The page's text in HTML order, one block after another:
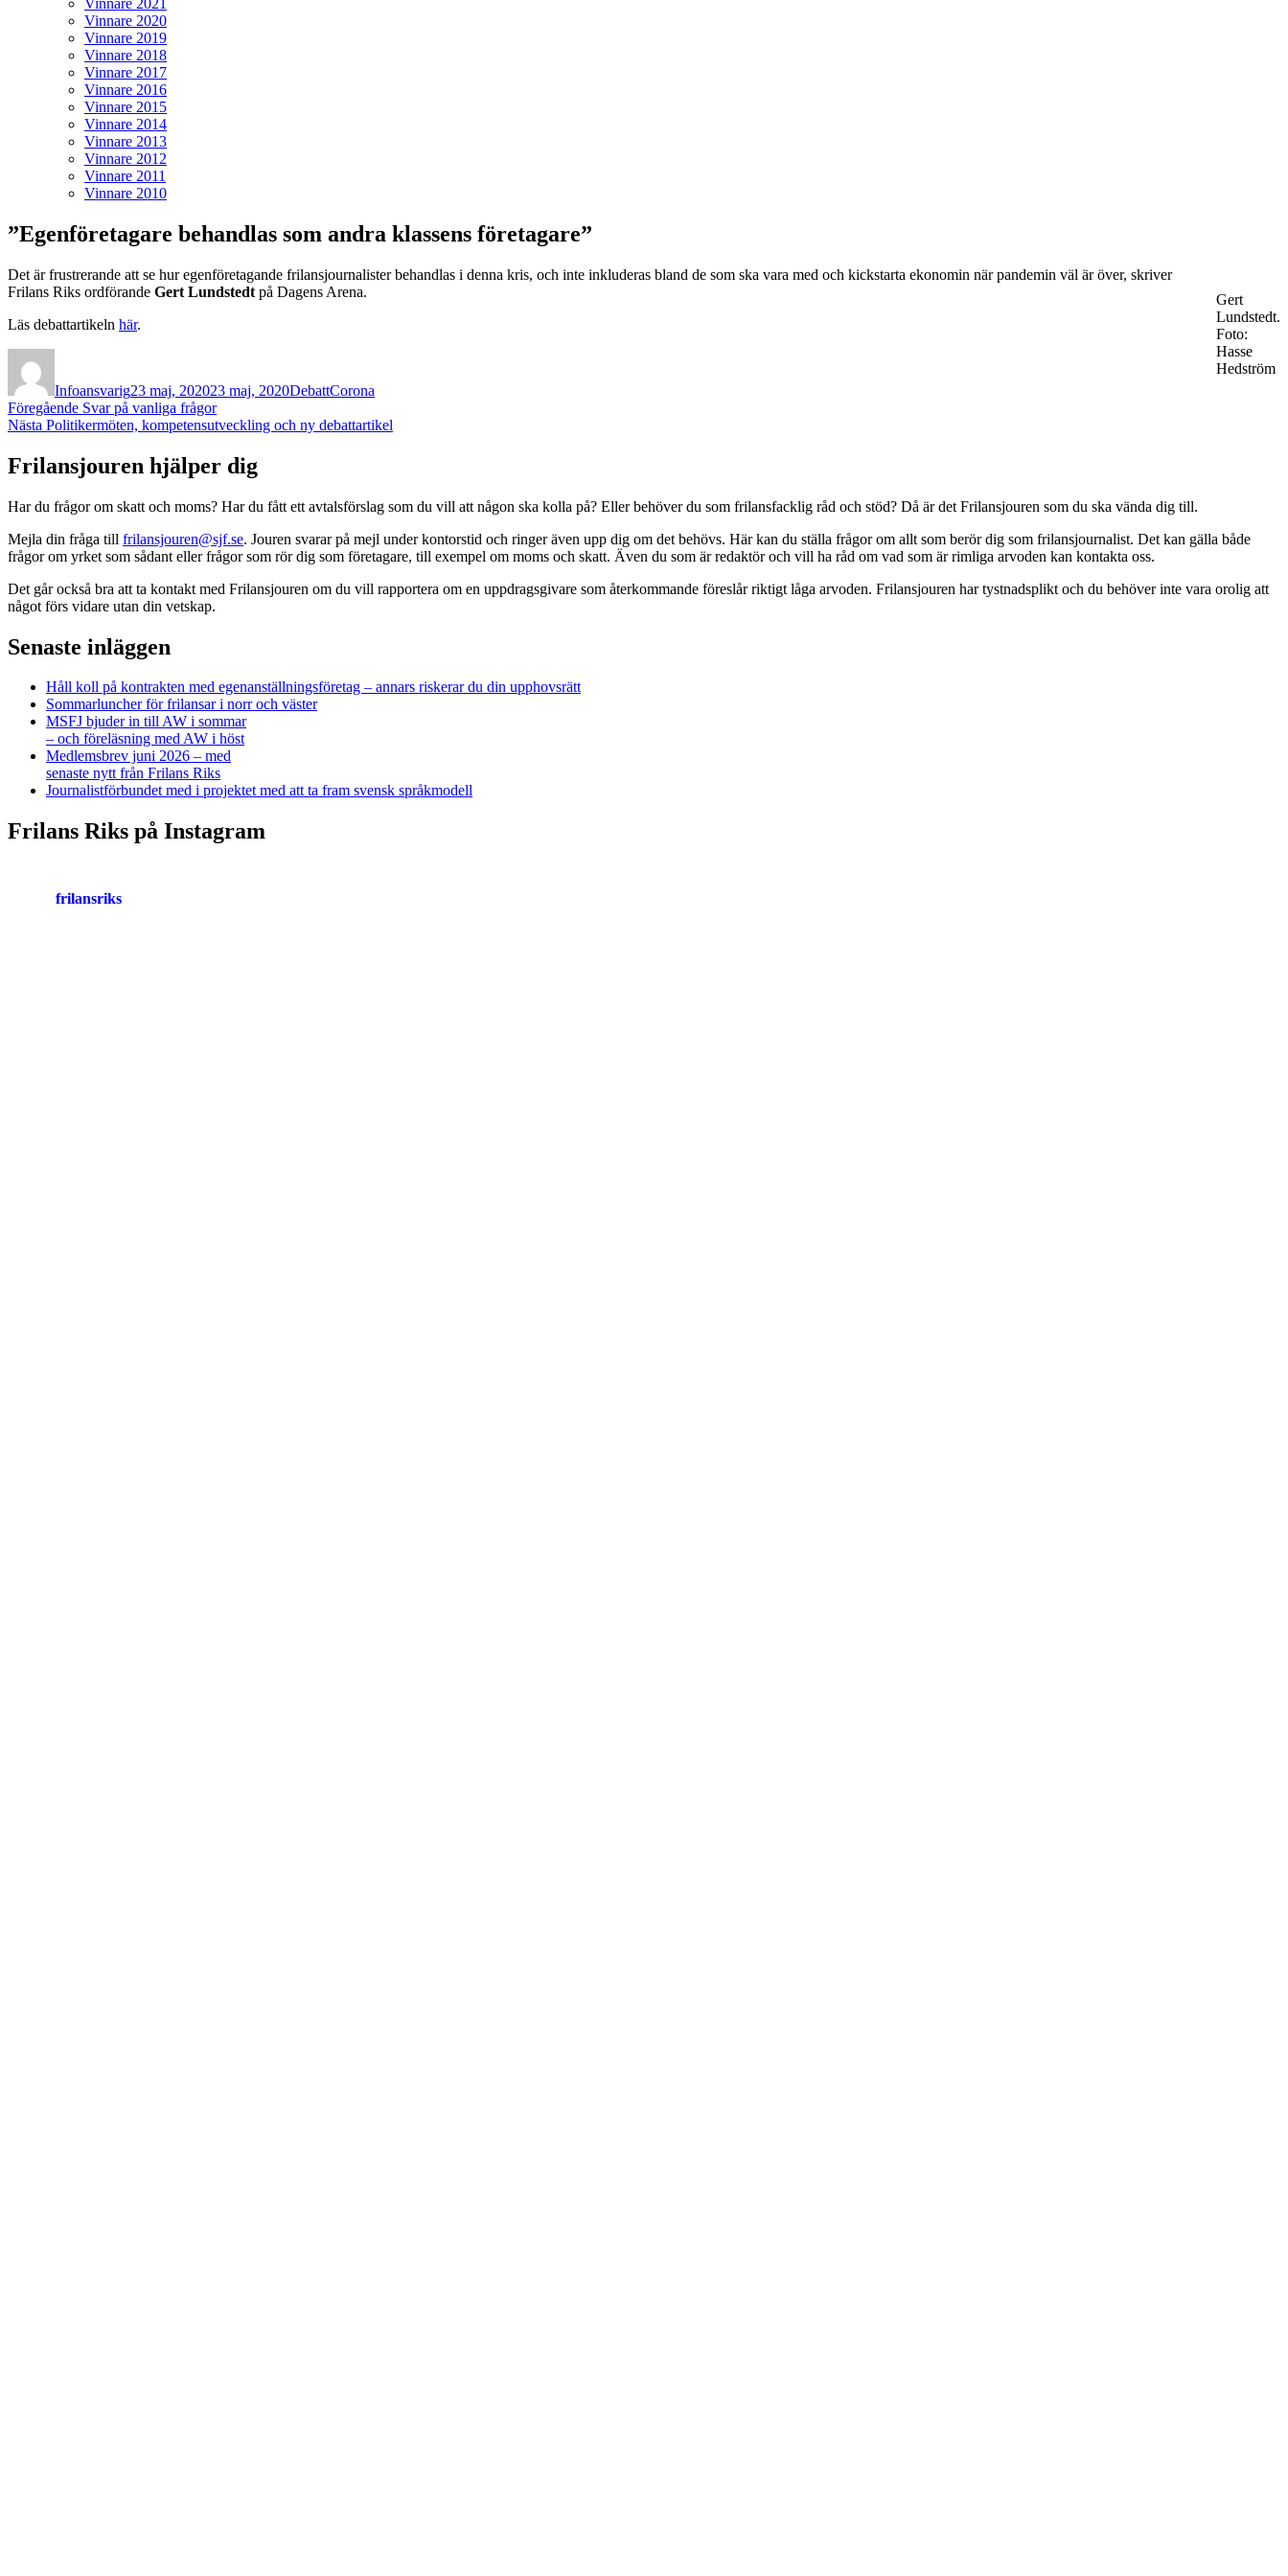
Vinnare 2021
Vinnare 2020
Vinnare 2019
Vinnare 2018
Vinnare 2017
Vinnare 2016
Vinnare 2015
Vinnare 2014
Vinnare 2013
Vinnare 2012
Vinnare 2011
Vinnare 2010
”Egenföretagare behandlas som andra klassens företagare”
Gert
Lundstedt.
Foto:
Hasse
Hedström
Det är frustrerande att se hur egenföretagande frilansjournalister behandlas i denna kris, och inte inkluderas bland de som ska vara med och kickstarta ekonomin när pandemin väl är över, skriver
Frilans Riks ordförande Gert Lundstedt på Dagens Arena.
Läs debattartikeln här.
Infoansvarig23 maj, 202023 maj, 2020DebattCorona
Inläggsnavigering
Föregående Föregående
inlägg:
Svar på vanliga frågor
Nästa Nästa
Politikermöten, kompetensutveckling och ny debattartikel
Frilansjouren hjälper dig
Har du frågor om skatt och moms? Har du fått ett avtalsförslag som du vill att någon ska kolla på? Eller behöver du som frilansfacklig råd och stöd? Då är det Frilansjouren som du ska vända dig till.
Mejla din fråga till frilansjouren@sjf.se. Jouren svarar på mejl under kontorstid och ringer även upp dig om det behövs. Här kan du ställa frågor om allt som berör dig som frilansjournalist. Det kan gälla både
frågor om yrket som sådant eller frågor som rör dig som företagare, till exempel om moms och skatt. Även du som är redaktör och vill ha råd om vad som är rimliga arvoden kan kontakta oss.
Det går också bra att ta kontakt med Frilansjouren om du vill rapportera om en uppdragsgivare som återkommande föreslår riktigt låga arvoden. Frilansjouren har tystnadsplikt och du behöver inte vara orolig att
något förs vidare utan din vetskap.
Senaste inläggen
Håll koll på kontrakten med egenanställningsföretag – annars riskerar du din upphovsrätt
Sommarluncher för frilansar i norr och väster
MSFJ bjuder in till AW i sommar
– och föreläsning med AW i höst
Medlemsbrev juni 2026 – med
senaste nytt från Frilans Riks
Journalistförbundet med i projektet med att ta fram svensk språkmodell
Frilans Riks på Instagram
frilansriks